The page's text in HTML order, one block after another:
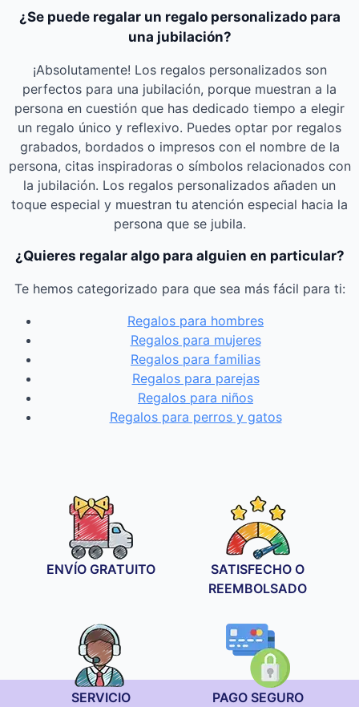
¿Se puede regalar un regalo personalizado para
una jubilación?
¡Absolutamente! Los regalos personalizados son
perfectos para una jubilación, porque muestran a la
persona en cuestión que has dedicado tiempo a elegir
un regalo único y reflexivo. Puedes optar por regalos
grabados, bordados o impresos con el nombre de la
persona, citas inspiradoras o símbolos relacionados con
la jubilación. Los regalos personalizados añaden un
toque especial y muestran tu atención especial hacia la
persona que se jubila.
¿Quieres regalar algo para alguien en particular?
Te hemos categorizado para que sea más fácil para ti:
Regalos para hombres
Regalos para mujeres
Regalos para familias
Regalos para parejas
Regalos para niños
Regalos para perros y gatos
ENVÍO GRATUITO
SATISFECHO O
REEMBOLSADO
SERVICIO
PAGO SEGURO